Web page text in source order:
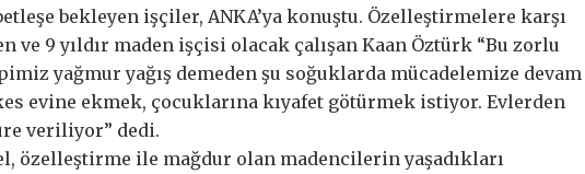
bekleyen işçiler, ANKA’ya konuştu. Özelleştirmelere karşı
ve 9 yıldır maden işçisi olacak çalışan Kaan Öztürk “Bu zorlu
yağmur yağış demeden şu soğuklarda mücadelemize devam
evine ekmek, çocuklarına kıyafet götürmek istiyor. Evlerden
veriliyor” dedi.
özelleştirme ile mağdur olan madencilerin yaşadıkları